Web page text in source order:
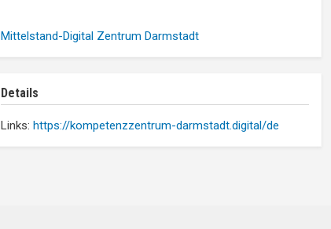
Mittelstand-Digital Zentrum Darmstadt
Details
Links: https://kompetenzzentrum-darmstadt.digital/de